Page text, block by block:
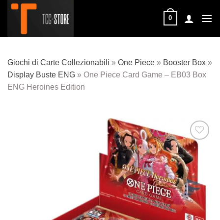
Salta
0
Giochi di Carte Collezionabili » One Piece » Booster Box »
Display Buste ENG » One Piece Card Game – EB03 Box
ENG Heroines Edition
Aggiungi
alla lista
dei
desideri